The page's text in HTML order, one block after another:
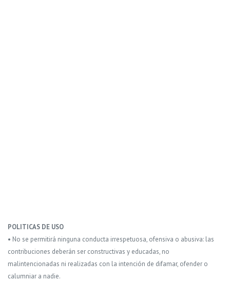
POLITICAS DE USO
• No se permitirá ninguna conducta irrespetuosa, ofensiva o abusiva: las
contribuciones deberán ser constructivas y educadas, no
malintencionadas ni realizadas con la intención de difamar, ofender o
calumniar a nadie.